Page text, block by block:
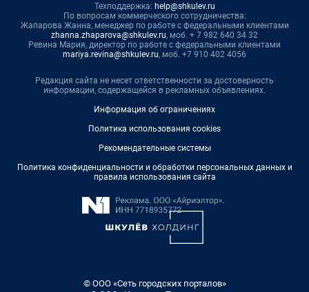
Техподдержка: help@shkulev.ru
По вопросам коммерческого сотрудничества:
Жапарова Жанна, менеджер по работе с федеральными клиентами
zhanna.zhaparova@shkulev.ru, моб. + 7 982 640 34 32
Ревина Мария, директор по работе с федеральными клиентами
mariya.revina@shkulev.ru, моб. +7 910 402 4056
Редакция сайта не несет ответственности за достоверность
информации, содержащейся в рекламных объявлениях.
Информация об ограничениях
Политика использования cookies
Рекомендательные системы
Политика конфиденциальности и обработки персональных данных и
правила использования сайта
© ООО «Сеть городских порталов»